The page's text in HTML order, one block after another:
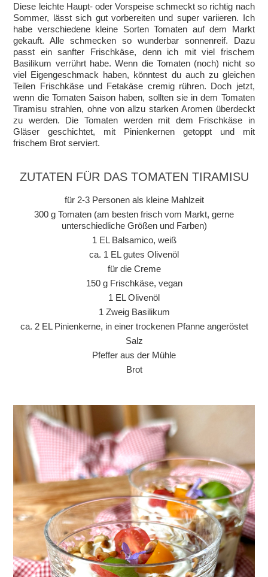
Diese leichte Haupt- oder Vorspeise schmeckt so richtig nach
Sommer, lässt sich gut vorbereiten und super variieren. Ich
habe verschiedene kleine Sorten Tomaten auf dem Markt
gekauft. Alle schmecken so wunderbar sonnenreif. Dazu
passt ein sanfter Frischkäse, denn ich mit viel frischem
Basilikum verrührt habe. Wenn die Tomaten (noch) nicht so
viel Eigengeschmack haben, könntest du auch zu gleichen
Teilen Frischkäse und Fetakäse cremig rühren. Doch jetzt,
wenn die Tomaten Saison haben, sollten sie in dem Tomaten
Tiramisu strahlen, ohne von allzu starken Aromen überdeckt
zu werden. Die Tomaten werden mit dem Frischkäse in
Gläser geschichtet, mit Pinienkernen getoppt und mit
frischem Brot serviert.
ZUTATEN FÜR DAS TOMATEN TIRAMISU
für 2-3 Personen als kleine Mahlzeit
300 g Tomaten (am besten frisch vom Markt, gerne
unterschiedliche Größen und Farben)
1 EL Balsamico, weiß
ca. 1 EL gutes Olivenöl
für die Creme
150 g Frischkäse, vegan
1 EL Olivenöl
1 Zweig Basilikum
ca. 2 EL Pinienkerne, in einer trockenen Pfanne angeröstet
Salz
Pfeffer aus der Mühle
Brot